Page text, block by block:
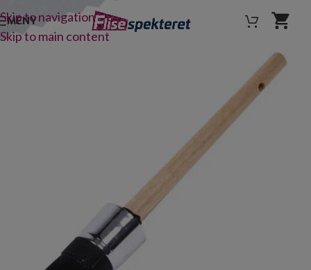
Skip to navigation
Skip to main content
MENY